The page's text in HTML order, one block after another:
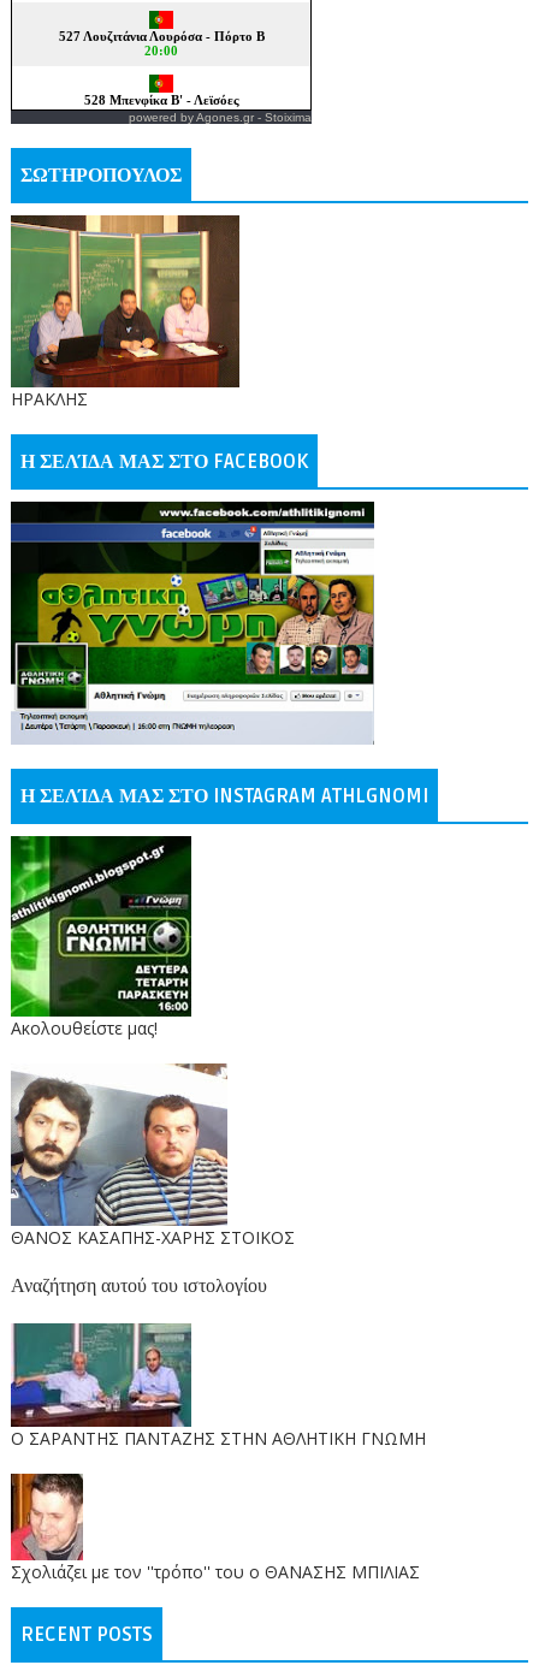
powered byAgones.gr- Stoixima
ΣΩΤΗΡΟΠΟΥΛΟΣ
ΗΡΑΚΛΗΣ
Η ΣΕΛΊΔΑ ΜΑΣ ΣΤΟ FACEBOOK
Η ΣΕΛΊΔΑ ΜΑΣ ΣΤΟ INSTAGRAM ATHLGNOMI
Ακολουθείστε μας!
ΘΑΝΟΣ ΚΑΣΑΠΗΣ-ΧΑΡΗΣ ΣΤΟΙΚΟΣ
Αναζήτηση αυτού του ιστολογίου
O ΣΑΡΑΝΤΗΣ ΠΑΝΤΑΖΗΣ ΣΤΗΝ ΑΘΛΗΤΙΚΗ ΓΝΩΜΗ
Σχολιάζει με τον ''τρόπο'' του ο ΘΑΝΑΣΗΣ ΜΠΙΛΙΑΣ
RECENT POSTS